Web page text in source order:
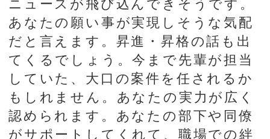
けます。
あの人との相性を確かめる
一部無料｜全鑑定 880円（税込）
｜生年月日のみで完了